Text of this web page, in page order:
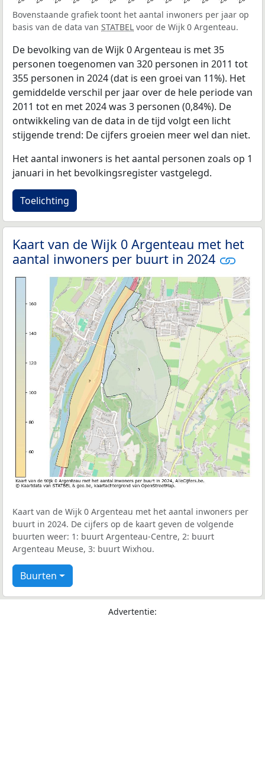
Bovenstaande grafiek toont het aantal inwoners per jaar op
basis van de data van STATBEL voor de Wijk 0 Argenteau.
De bevolking van de Wijk 0 Argenteau is met 35
personen toegenomen van 320 personen in 2011 tot
355 personen in 2024 (dat is een groei van 11%). Het
gemiddelde verschil per jaar over de hele periode van
2011 tot en met 2024 was 3 personen (0,84%). De
ontwikkeling van de data in de tijd volgt een licht
stijgende trend: De cijfers groeien meer wel dan niet.
Het aantal inwoners is het aantal personen zoals op 1
januari in het bevolkingsregister vastgelegd.
Toelichting
Kaart van de Wijk 0 Argenteau met het
aantal inwoners per buurt in 2024
Kaart van de Wijk 0 Argenteau met het aantal inwoners per
buurt in 2024. De cijfers op de kaart geven de volgende
buurten weer: 1: buurt Argenteau-Centre, 2: buurt
Argenteau Meuse, 3: buurt Wixhou.
Buurten
Advertentie: